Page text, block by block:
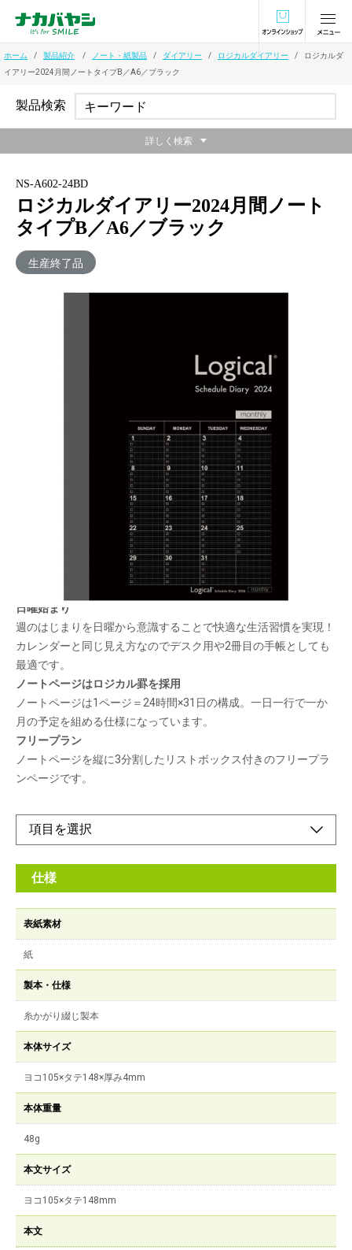
オンラインショ
ホーム 製品紹介 ノート・紙製品 ダイアリー ロジカルダイアリー
ロジカルダ
イアリー2024月間ノートタイプB／A6／ブラック
NS-A602-24BD
ロジカルダイアリー2024月間ノート
タイプB／A6／ブラック
生産終了品
一年間安心して使えるロジカルダイアリー。1 冊
目にも2 冊目にも！
丈夫なカード用紙を表紙に採用したBタイプ。シックなイメージ
でビジネスシーンでも使いやすい！
日曜始まり
週のはじまりを日曜から意識することで快適な生活習慣を実現！
カレンダーと同じ見え方なのでデスク用や2冊目の手帳としても
最適です。
ノートページはロジカル罫を採用
ノートページは1ページ＝24時間×31日の構成。一日一行で一か
月の予定を組める仕様になっています。
フリープラン
ノートページを縦に3分割したリストボックス付きのフリープラ
ンページです。
仕様
表紙素材
紙
製本・仕様
糸かがり綴じ製本
本体サイズ
ヨコ105×タテ148×厚み4mm
本体重量
48g
本文サイズ
ヨコ105×タテ148mm
本文
製品検索
詳しく検索